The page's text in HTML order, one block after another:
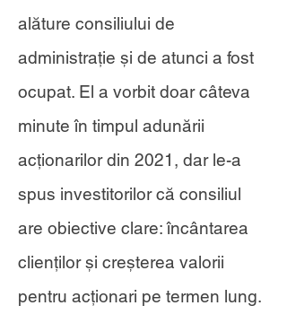
alăture consiliului de
administrație și de atunci a fost
ocupat. El a vorbit doar câteva
minute în timpul adunării
acționarilor din 2021, dar le-a
spus investitorilor că consiliul
are obiective clare: încântarea
clienților și creșterea valorii
pentru acționari pe termen lung.